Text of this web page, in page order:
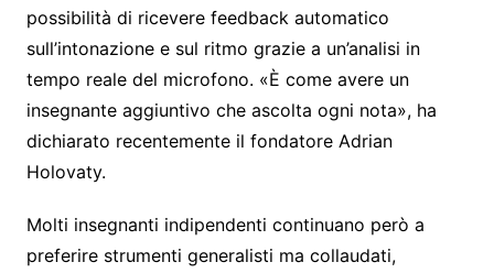
possibilità di ricevere feedback automatico
sull’intonazione e sul ritmo grazie a un’analisi in
tempo reale del microfono. «È come avere un
insegnante aggiuntivo che ascolta ogni nota», ha
dichiarato recentemente il fondatore Adrian
Holovaty.
Molti insegnanti indipendenti continuano però a
preferire strumenti generalisti ma collaudati,